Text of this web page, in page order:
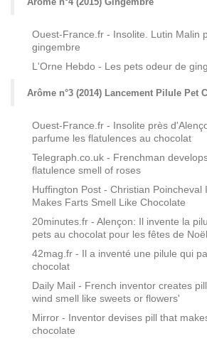
Ouest-France.fr - Insolite. Lutin Malin
gingembre
L'Orne Hebdo - Les pets odeur de
Arôme n°3 (2014) Lancement Pilule Pet
Ouest-France.fr - Insolite près
parfume les flatulences au chocolat
Telegraph.co.uk - Frenchman
flatulence smell of roses
Huffington Post - Christian Poincheval
Makes Farts Smell Like Chocolate
20minutes.fr - Alençon: Il invente la
pets au chocolat pour les fêtes de Noël
42mag.fr - Il a inventé une pilule qui
chocolat
Daily Mail - French inventor creates
wind smell like sweets or flowers'
Mirror - Inventor devises pill that
chocolate